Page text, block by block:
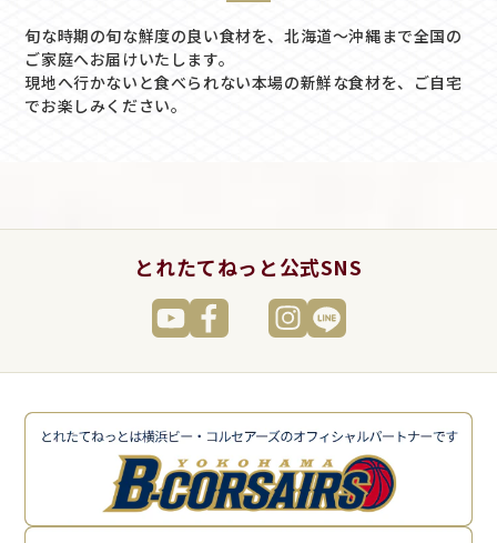
旬な時期の旬な鮮度の良い食材を、北海道～沖縄まで全国の
ご家庭へお届けいたします。
現地へ行かないと食べられない本場の新鮮な食材を、ご自宅
でお楽しみください。
とれたてねっと公式SNS